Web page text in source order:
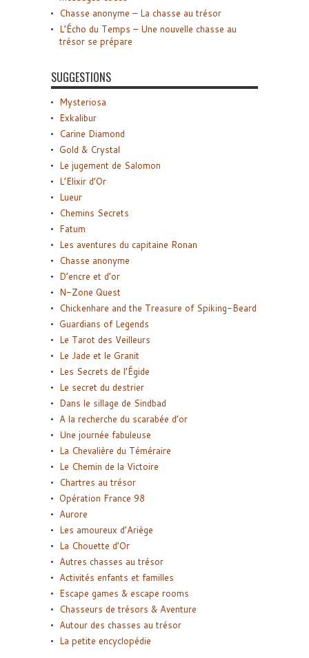
Chasse anonyme – La chasse au trésor
L’Écho du Temps – Une nouvelle chasse au
trésor se prépare
SUGGESTIONS
Mysteriosa
Exkalibur
Carine Diamond
Gold & Crystal
Le jugement de Salomon
L’Elixir d’Or
Lueur
Chemins Secrets
Fatum
Les aventures du capitaine Ronan
Chasse anonyme
D’encre et d’or
N-Zone Quest
Chickenhare and the Treasure of Spiking-Beard
Guardians of Legends
Le Tarot des Veilleurs
Le Jade et le Granit
Les Secrets de l’Égide
Le secret du destrier
Dans le sillage de Sindbad
A la recherche du scarabée d’or
Une journée fabuleuse
La Chevalière du Téméraire
Le Chemin de la Victoire
Chartres au trésor
Opération France 98
Aurore
Les amoureux d’Ariège
La Chouette d’Or
Autres chasses au trésor
Activités enfants et familles
Escape games & escape rooms
Chasseurs de trésors & Aventure
Autour des chasses au trésor
La petite encyclopédie